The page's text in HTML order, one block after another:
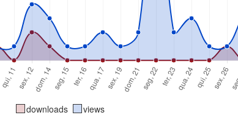
downloads views